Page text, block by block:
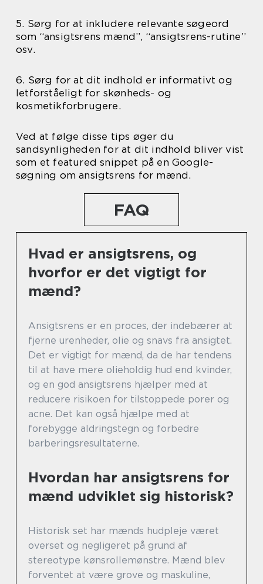
5. Sørg for at inkludere relevante søgeord
som “ansigtsrens mænd”, “ansigtsrens-rutine”
osv.
6. Sørg for at dit indhold er informativt og
letforståeligt for skønheds- og
kosmetikforbrugere.
Ved at følge disse tips øger du
sandsynligheden for at dit indhold bliver vist
som et featured snippet på en Google-
søgning om ansigtsrens for mænd.
FAQ
Hvad er ansigtsrens, og
hvorfor er det vigtigt for
mænd?
Ansigtsrens er en proces, der indebærer at
fjerne urenheder, olie og snavs fra ansigtet.
Det er vigtigt for mænd, da de har tendens
til at have mere olieholdig hud end kvinder,
og en god ansigtsrens hjælper med at
reducere risikoen for tilstoppede porer og
acne. Det kan også hjælpe med at
forebygge aldringstegn og forbedre
barberingsresultaterne.
Hvordan har ansigtsrens for
mænd udviklet sig historisk?
Historisk set har mænds hudpleje været
overset og negligeret på grund af
stereotype kønsrollemønstre. Mænd blev
forventet at være grove og maskuline,